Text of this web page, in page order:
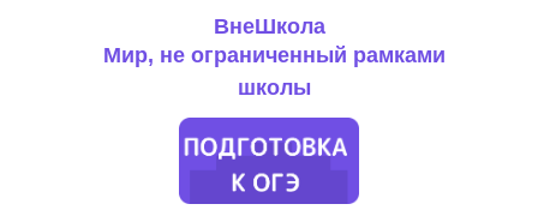
ВнеШкола
Мир, не ограниченный рамками
школы